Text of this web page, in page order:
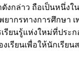
ดังกล่าว ถือเป็นหนึ่ง
ากรทางการศึกษา
รียนรู้แห่งใหม่ที่ประ
เรียนเพื่อให้นักเรีย